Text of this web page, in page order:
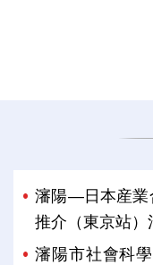
瀋陽—日本産業
推介（東京站）
瀋陽市社會科